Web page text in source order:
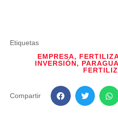
Etiquetas
EMPRESA,
INVERSIÓN,
Compartir